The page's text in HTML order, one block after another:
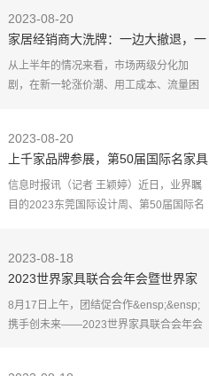
上海家博会不仅是家居
2023-08-20
家居经销商大洗牌：一边大撤退，一
边狂招新
从上半年的情况来看，市场两级分化加
剧，在新一轮涨价潮、用工成本、流量困
出了极高的活跃度与
2023-08-20
上千家品牌参展，第50届国际名家具
（东莞）展览会开展
信息时报讯（记者 王颖婷）近日，业界瞩
目的2023东莞国际设计周、第50届国际名
达"设计+大家居
2023-08-18
2023世界家具联合会年会暨世界家
具产业集群大会在东莞盛大召开
8月17日上午，团结促合作&ensp;&ensp;
携手创未来——2023世界家具联合会年会